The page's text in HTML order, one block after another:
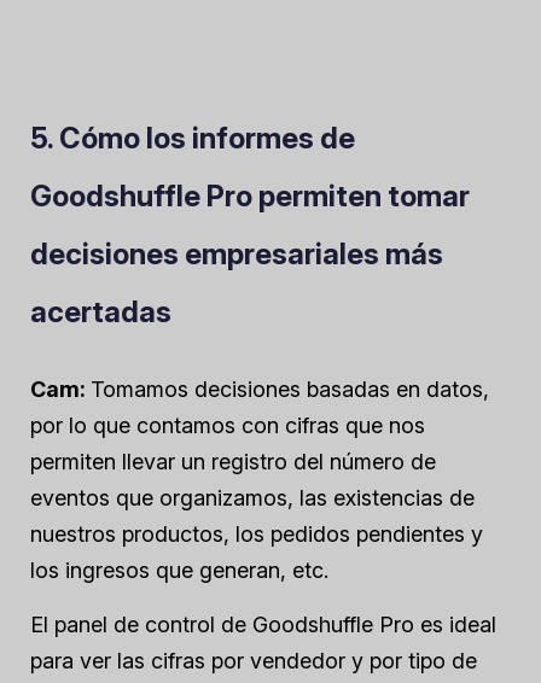
5. Cómo los informes de
Goodshuffle Pro permiten tomar
decisiones empresariales más
acertadas
Cam: Tomamos decisiones basadas en datos,
por lo que contamos con cifras que nos
permiten llevar un registro del número de
eventos que organizamos, las existencias de
nuestros productos, los pedidos pendientes y
los ingresos que generan, etc.
El panel de control de Goodshuffle Pro es ideal
para ver las cifras por vendedor y por tipo de